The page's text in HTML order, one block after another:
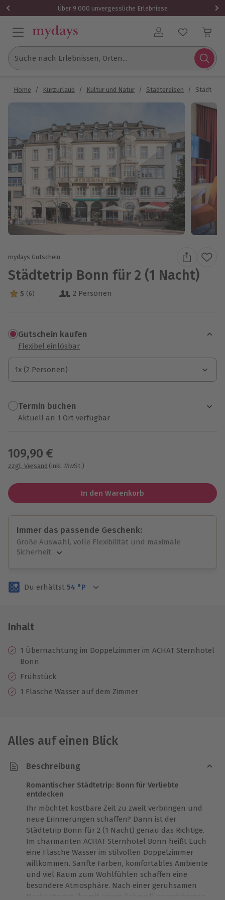
Über 9.000 unvergessliche Erlebnisse
Benutzerkonto
Suche nach Erlebnissen, Orten...
Home / Kurzurlaub / Kultur und Natur / Städtereisen /
mydays Gutschein
Städtetrip Bonn für 2 (1 Nacht)
5 Sterne von 5 aus 6 Bewertungen
5 (6) 2 Personen
Gutschein kaufen
Flexibel einlösbar
1x (2 Personen)
1x (2 Personen)
1x (2 Personen)
Termin buchen
Aktuell an 1 Ort verfügbar
109,90 €
zzgl. Versand (inkl. MwSt.)
In den Warenkorb
Immer das passende Geschenk:
Große Auswahl, volle Flexibilität und maximale
Sicherheit
Volle Flexibilität
3 Jahre gültig & verlängerbar.
Du erhältst 54 °P
Inhalt
1 Übernachtung im Doppelzimmer im ACHAT Sternhotel
Bonn
Frühstück
1 Flasche Wasser auf dem Zimmer
Alles auf einen Blick
Beschreibung
Romantischer Städtetrip: Bonn für Verliebte
entdecken
Ihr möchtet kostbare Zeit zu zweit verbringen und
neue Erinnerungen schaffen? Dann ist der
Städtetrip Bonn für 2 (1 Nacht) genau das Richtige.
Im charmanten ACHAT Sternhotel Bonn heißt Euch
eine Flasche Wasser im stilvollen Doppelzimmer
willkommen. Sanfte Farben, komfortables Ambiente
und viel Raum zum Wohlfühlen schaffen eine
besondere Atmosphäre. Nach einer geruhsamen
Nacht startet Ihr mit einem liebevoll angerichteten